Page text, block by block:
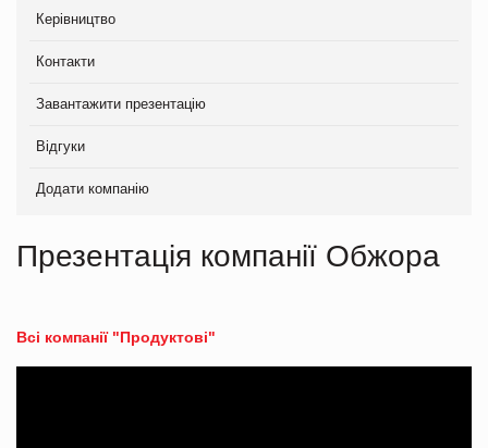
Керівництво
Контакти
Завантажити презентацію
Відгуки
Додати компанію
Презентація компанії Обжора
Всі компанії "Продуктові"